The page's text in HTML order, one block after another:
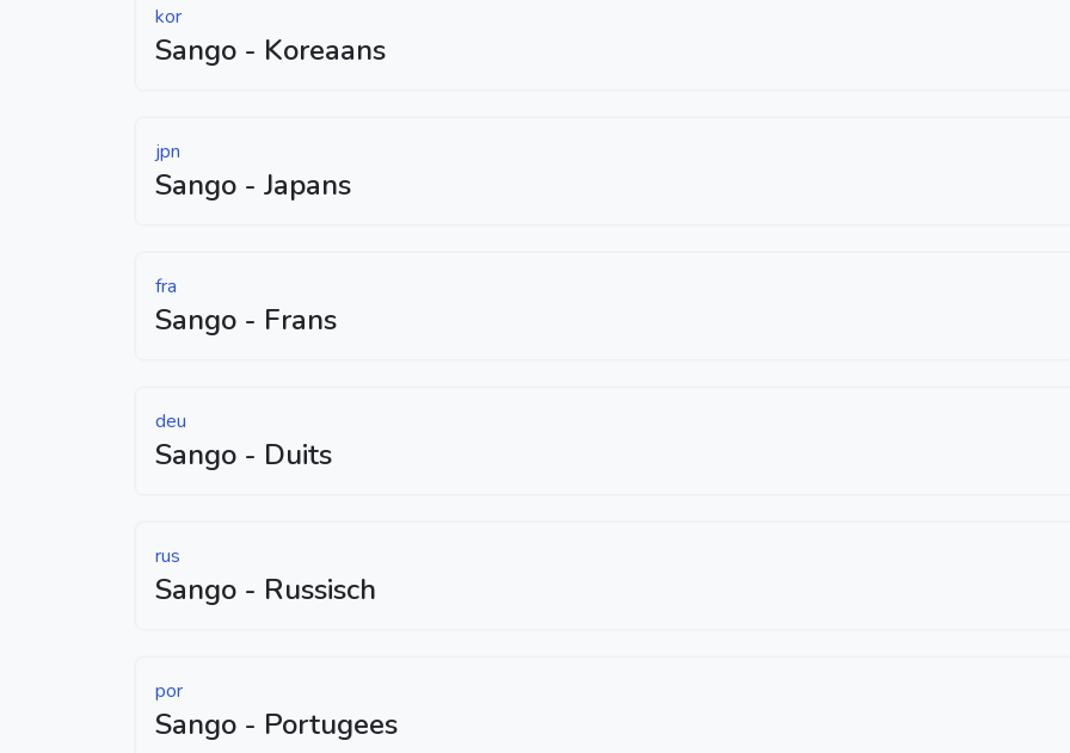
kor
Sango - Koreaans
jpn
Sango - Japans
fra
Sango - Frans
deu
Sango - Duits
rus
Sango - Russisch
por
Sango - Portugees